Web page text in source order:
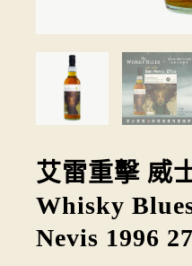
艾雷重擊 威
Whisky
Nevis 1996